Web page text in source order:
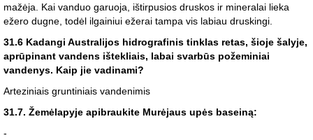
mažėja. Kai vanduo garuoja, ištirpusios druskos ir mineralai lieka
ežero dugne, todėl ilgainiui ežerai tampa vis labiau druskingi.
31.6 Kadangi Australijos hidrografinis tinklas retas, šioje šalyje,
aprūpinant vandens ištekliais, labai svarbūs požeminiai
vandenys. Kaip jie vadinami?
Arteziniais gruntiniais vandenimis
31.7. Žemėlapyje apibraukite Murėjaus upės baseiną:
-